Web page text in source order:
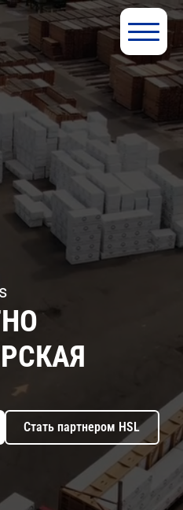
Стать партнером HSL